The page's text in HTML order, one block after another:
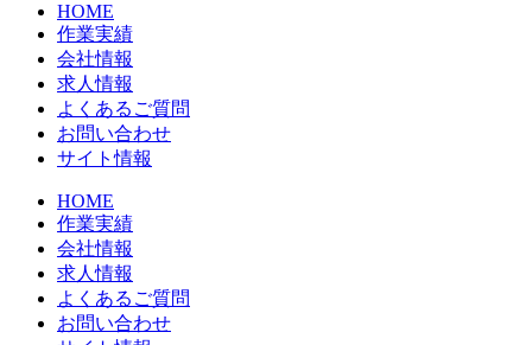
HOME
作業実績
会社情報
求人情報
よくあるご質問
お問い合わせ
サイト情報
HOME
作業実績
会社情報
求人情報
よくあるご質問
お問い合わせ